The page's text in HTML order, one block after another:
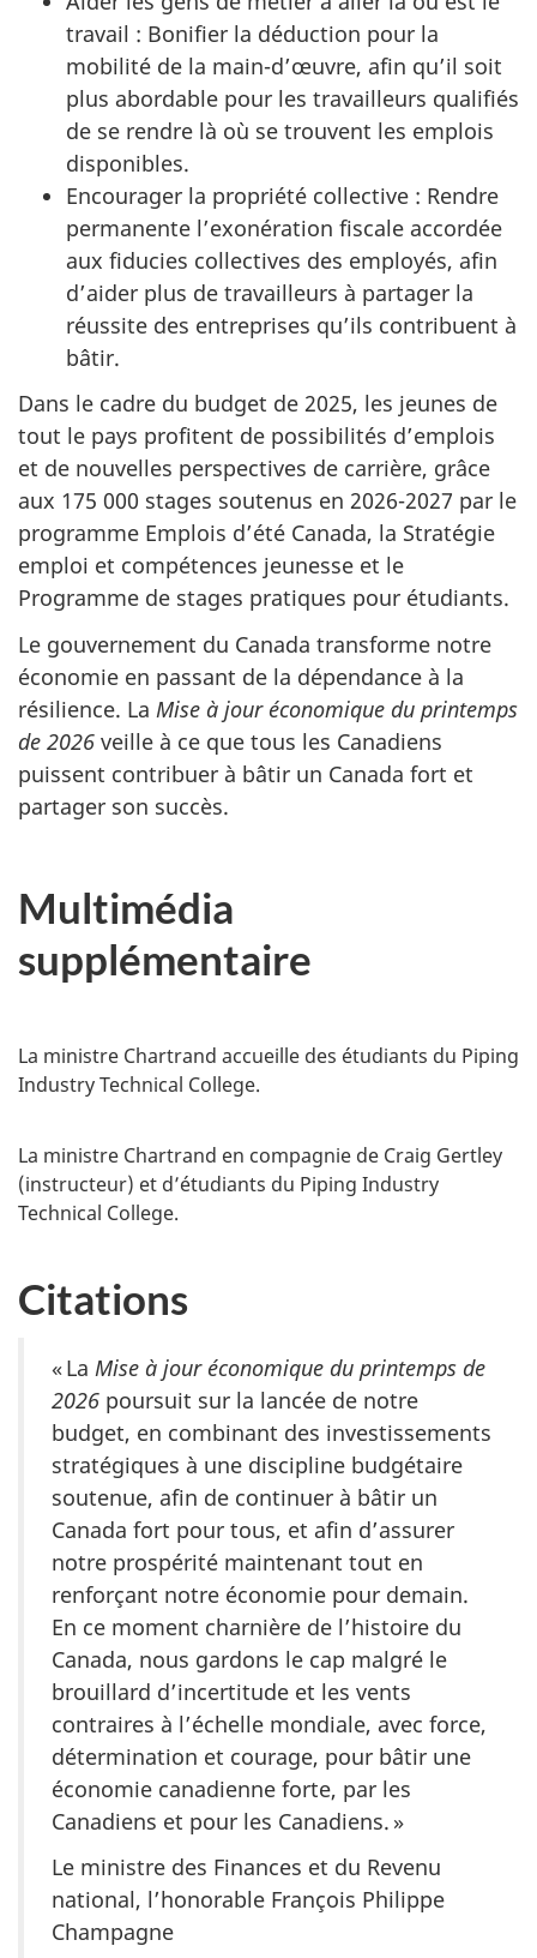
travail : Bonifier la déduction pour la
mobilité de la main-d’œuvre, afin qu’il soit
plus abordable pour les travailleurs qualifiés
de se rendre là où se trouvent les emplois
disponibles.
Encourager la propriété collective : Rendre
permanente l’exonération fiscale accordée
aux fiducies collectives des employés, afin
d’aider plus de travailleurs à partager la
réussite des entreprises qu’ils contribuent à
bâtir.
Dans le cadre du budget de 2025, les jeunes de
tout le pays profitent de possibilités d’emplois
et de nouvelles perspectives de carrière, grâce
aux 175 000 stages soutenus en 2026-2027 par le
programme Emplois d’été Canada, la Stratégie
emploi et compétences jeunesse et le
Programme de stages pratiques pour étudiants.
Le gouvernement du Canada transforme notre
économie en passant de la dépendance à la
résilience. La Mise à jour économique du printemps
de 2026 veille à ce que tous les Canadiens
puissent contribuer à bâtir un Canada fort et
partager son succès.
Multimédia
supplémentaire
La ministre Chartrand accueille des étudiants du Piping
Industry Technical College.
La ministre Chartrand en compagnie de Craig Gertley
(instructeur) et d’étudiants du Piping Industry
Technical College.
Citations
« La Mise à jour économique du printemps de
2026 poursuit sur la lancée de notre
budget, en combinant des investissements
stratégiques à une discipline budgétaire
soutenue, afin de continuer à bâtir un
Canada fort pour tous, et afin d’assurer
notre prospérité maintenant tout en
renforçant notre économie pour demain.
En ce moment charnière de l’histoire du
Canada, nous gardons le cap malgré le
brouillard d’incertitude et les vents
contraires à l’échelle mondiale, avec force,
détermination et courage, pour bâtir une
économie canadienne forte, par les
Canadiens et pour les Canadiens. »
Le ministre des Finances et du Revenu
national, l’honorable François Philippe
Champagne